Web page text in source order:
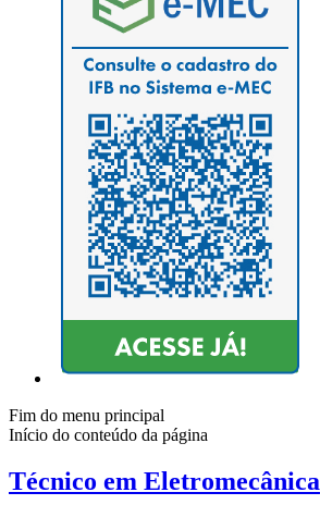
Fim do menu principal
Início do conteúdo da página
Técnico em Eletromecânica